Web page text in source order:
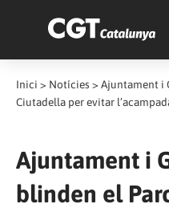
Inici > Notícies > Ajuntament i
Ciutadella per evitar
Ajuntament i
blinden el